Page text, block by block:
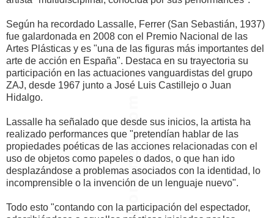
Según ha recordado Lassalle, Ferrer (San Sebastián, 1937)
fue galardonada en 2008 con el Premio Nacional de las
Artes Plásticas y es "una de las figuras más importantes del
arte de acción en España". Destaca en su trayectoria su
participación en las actuaciones vanguardistas del grupo
ZAJ, desde 1967 junto a José Luis Castillejo o Juan
Hidalgo.
Lassalle ha señalado que desde sus inicios, la artista ha
realizado performances que "pretendían hablar de las
propiedades poéticas de las acciones relacionadas con el
uso de objetos como papeles o dados, o que han ido
desplazándose a problemas asociados con la identidad, lo
incomprensible o la invención de un lenguaje nuevo".
Todo esto "contando con la participación del espectador,